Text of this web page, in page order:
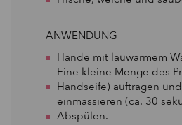
ANWENDUNG
Hände mit lauwarmem
Eine kleine Menge des
Handseife) auftragen
einmassieren (ca. 30
Abspülen.